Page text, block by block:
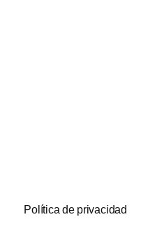
Política de privacidad